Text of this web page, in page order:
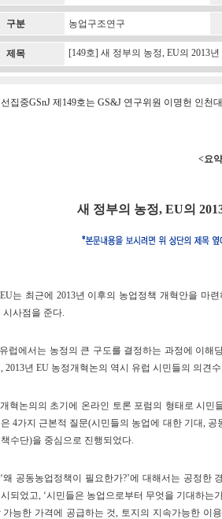
구분 농업구조연구
제목 [149호] 새 정부의 농정, EU의 2013
집중GSnJ 제149호는 GS&J 연구위원 이명헌 인천
<요
새 정부의 농정, EU의
는 최근에 2013년 이후의 농업정책 개혁안을 마
시사점을 준다.
럽에서는 농정의 큰 구도를 결정하는 과정에 이해
2013년 EU 농정개혁논의 역시 유럽 시민들의 의견
혁논의의 초기에 온라인 토론 포럼의 형태로 시민
4가지 근본적 질문(시민들의 농업에 대한 기대,
수단)을 중심으로 진행되었다.
왜 공동농업정책이 필요한가?’에 대해서는 공정한
되었고, ‘시민들은 농업으로부터 무엇을 기대하는
가능한 가격에 공급하는 것, 토지의 지속가능한 이